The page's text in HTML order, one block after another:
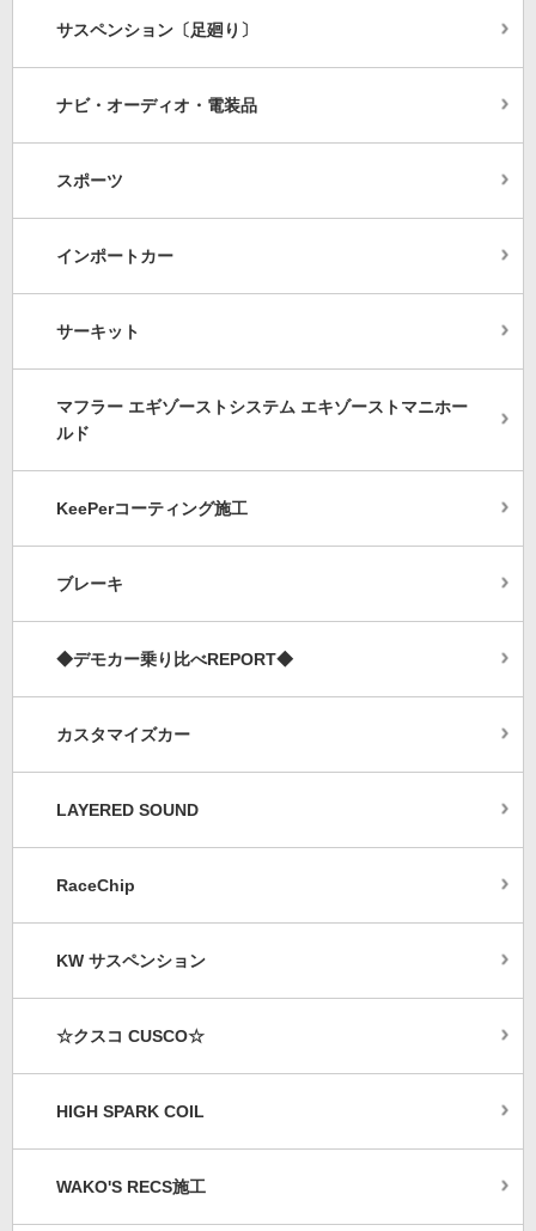
サスペンション〔足廻り〕
ナビ・オーディオ・電装品
スポーツ
インポートカー
サーキット
マフラー エギゾーストシステム エキゾーストマニホー
ルド
KeePerコーティング施工
ブレーキ
◆デモカー乗り比べREPORT◆
カスタマイズカー
LAYERED SOUND
RaceChip
KW サスペンション
☆クスコ CUSCO☆
HIGH SPARK COIL
WAKO'S RECS施工